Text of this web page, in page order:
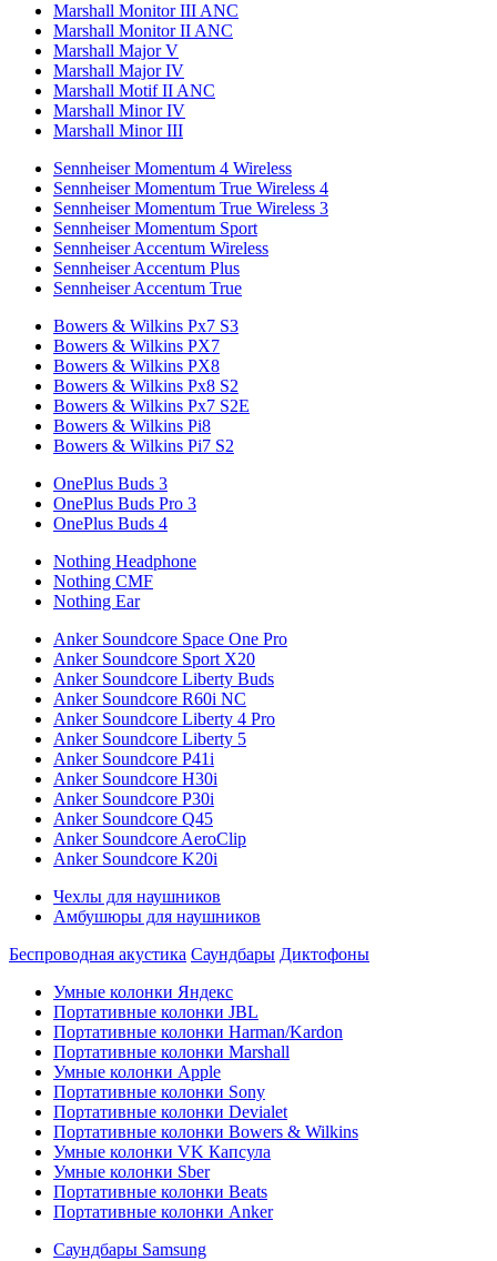
Marshall Monitor III ANC
Marshall Monitor II ANC
Marshall Major V
Marshall Major IV
Marshall Motif II ANC
Marshall Minor IV
Marshall Minor III
Sennheiser Momentum 4 Wireless
Sennheiser Momentum True Wireless 4
Sennheiser Momentum True Wireless 3
Sennheiser Momentum Sport
Sennheiser Accentum Wireless
Sennheiser Accentum Plus
Sennheiser Accentum True
Bowers & Wilkins Px7 S3
Bowers & Wilkins PX7
Bowers & Wilkins PX8
Bowers & Wilkins Px8 S2
Bowers & Wilkins Px7 S2E
Bowers & Wilkins Pi8
Bowers & Wilkins Pi7 S2
OnePlus Buds 3
OnePlus Buds Pro 3
OnePlus Buds 4
Nothing Headphone
Nothing CMF
Nothing Ear
Anker Soundcore Space One Pro
Anker Soundcore Sport X20
Anker Soundcore Liberty Buds
Anker Soundcore R60i NC
Anker Soundcore Liberty 4 Pro
Anker Soundcore Liberty 5
Anker Soundcore P41i
Anker Soundcore H30i
Anker Soundcore P30i
Anker Soundcore Q45
Anker Soundcore AeroClip
Anker Soundcore K20i
Чехлы для наушников
Амбушюры для наушников
Беспроводная акустика Саундбары Диктофоны
Умные колонки Яндекс
Портативные колонки JBL
Портативные колонки Harman/Kardon
Портативные колонки Marshall
Умные колонки Apple
Портативные колонки Sony
Портативные колонки Devialet
Портативные колонки Bowers & Wilkins
Умные колонки VK Капсула
Умные колонки Sber
Портативные колонки Beats
Портативные колонки Anker
Саундбары Samsung